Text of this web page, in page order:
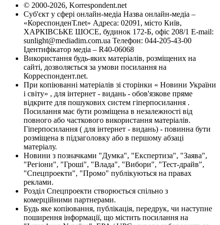
© 2000-2026, Korrespondent.net
Суб'єкт у сфері онлайн-медіа Назва онлайн-медіа –
«КореспонденТ.net» Адреса: 02091, місто Київ,
ХАРКІВСЬКЕ ШОСЕ, будинок 172-Б, офіс 208/1 E-mail:
sunlight@mediadim.com.ua Телефон: 044-205-43-00
Ідентифікатор медіа – R40-06068
Використання будь-яких матеріалів, розміщених на
сайті, дозволяється за умови посилання на
Корреспондент.net.
При копіюванні матеріалів зі сторінки « Новини України
і світу» , для інтернет - видань - обов'язкове пряме
відкрите для пошукових систем гіперпосилання .
Посилання має бути розміщена в незалежності від
повного або часткового використання матеріалів.
Гіперпосилання ( для інтернет - видань) - повинна бути
розміщена в підзаголовку або в першому абзаці
матеріалу.
Новини з позначками "Думка", "Експертиза", "Заява",
"Регіони", "Гроші", "Влада", "Вибори", "Тест-драйв",
"Спецпроекти", "Промо" публікуються на правах
реклами.
Розділ Спецпроекти створюється спільно з
комерційними партнерами.
Будь яке копіювання, публікація, передрук, чи наступне
поширення інформації, що містить посилання на